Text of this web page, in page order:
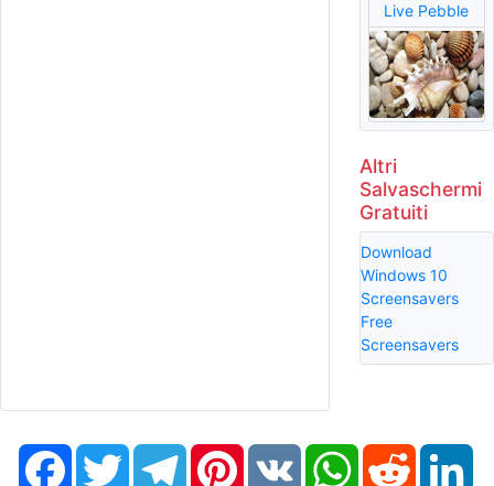
Live Pebble
Altri
Salvaschermi
Gratuiti
Download
Windows 10
Screensavers
Free
Screensavers
FacebookTwitter TelegramPinterestVK WhatsAppReddit